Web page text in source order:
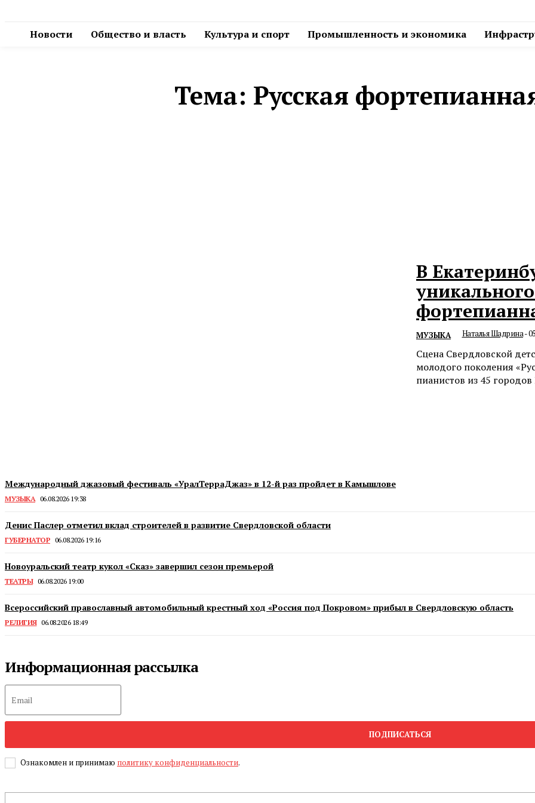
Новости Общество и власть Культура и спорт Промышленность и экономика
Тема: Русская
В
МУЗЫКА Наталья Шадрина-
Сцена Свердловской
молодого поколения
пианистов из 45
Международный джазовый фестиваль «УралТерраДжаз» в 12-й раз пройдет в Камышлове
МУЗЫКА 06.08.2026 19:38
Денис Паслер отметил вклад строителей в развитие Свердловской области
ГУБЕРНАТОР 06.08.2026 19:16
Новоуральский театр кукол «Сказ» завершил сезон премьерой
ТЕАТРЫ 06.08.2026 19:00
Всероссийский православный автомобильный крестный ход «Россия под Покровом» прибыл в Свердловскую область
РЕЛИГИЯ 06.08.2026 18:49
Информационная рассылка
ПОДПИСАТЬСЯ
Ознакомлен и принимаю политику конфиденциальности.